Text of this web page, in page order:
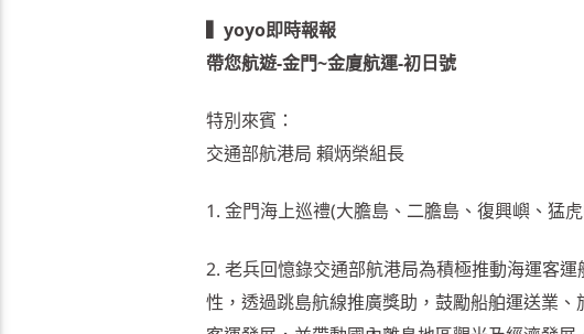
▍yoyo即時報報
帶您航遊-金門~金廈航運-初日號
特別來賓：
交通部航港局 賴炳榮組長
1. 金門海上巡禮(大膽島、二膽島、復興嶼、猛
2. 老兵回憶錄交通部航港局為積極推動海運客
性，透過跳島航線推廣獎助，鼓勵船舶運送業